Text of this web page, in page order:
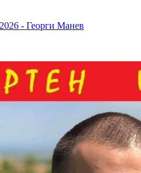
- Георги Манев